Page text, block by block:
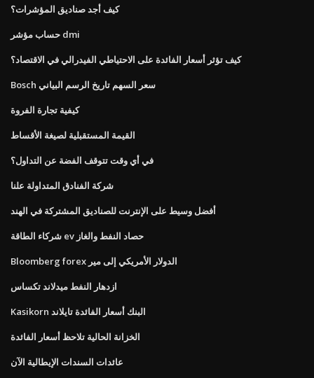
كيف أجد صناديق المؤشرات؟
حساب مؤشر dmi
كيف تؤثر أسعار الفائدة على الاحتياطي الفيدرالي في الاقتصاد؟
Bosch سعر السهم تاريخ الرسم البياني
كيفية تجارة الفروة
القيمة المستقبلية لصيغة الأقساط
في أي وقت تتوقف الفضة عن التداول؟
شركة الفنادق المتداولة علنا
أفضل وسيط على الإنترنت للصناديق المشتركة في الهند
شركاء الطاقة ev حصاد النفط والغاز
Bloomberg forex الدولار الأمريكي إلى مير
ازدهار النفط ميدلاند تكساس
Kasikorn البنك أسعار الفائدة تايلاند
الخزانة الحالية تلاحظ أسعار الفائدة
عائدات السندات الإيطالية الآن